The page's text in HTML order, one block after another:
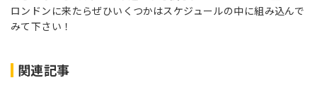
ロンドンに来たらぜひいくつかはスケジュールの中に組み込んで
みて下さい！
関連記事